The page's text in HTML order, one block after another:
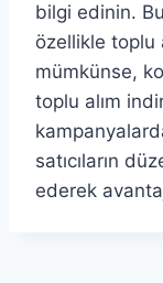
bilgi edinin.
özellikle toplu
mümkünse,
toplu alım
satıcıların
ederek